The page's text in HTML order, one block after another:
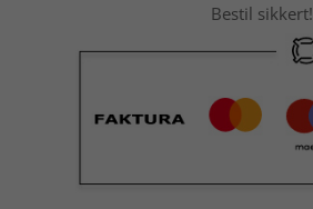
Bestil sikkert!